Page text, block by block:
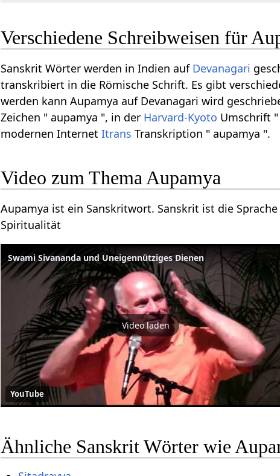
Verschiedene Schreibweisen für
Sanskrit Wörter werden in Indien auf Devanagari
transkribiert in die Römische Schrift. Es gibt
werden kann Aupamya auf Devanagari wird
Zeichen " aupamya ", in der Harvard-Kyoto Umschrift
modernen InternetItrans Transkription " aupamya ".
Video zum Thema Aupamya
Aupamya ist ein Sanskritwort. Sanskrit ist die
Spiritualität
Swami Sivananda und Uneigennütziges Dienen
Video laden
YouTube
Ähnliche Sanskrit Wörter wie